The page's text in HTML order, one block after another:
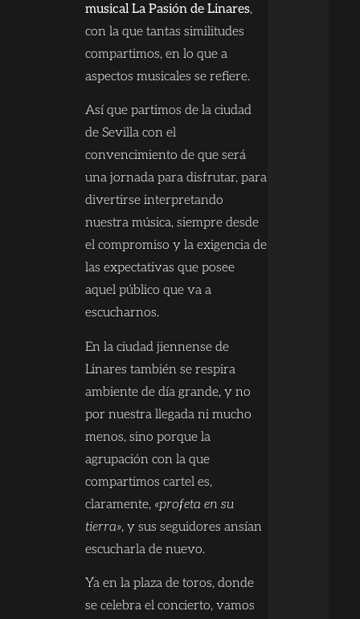
musical La Pasión de Linares,
con la que tantas similitudes
compartimos, en lo que a
aspectos musicales se refiere.
Así que partimos de la ciudad
de Sevilla con el
convencimiento de que será
una jornada para disfrutar, para
divertirse interpretando
nuestra música, siempre desde
el compromiso y la exigencia de
las expectativas que posee
aquel público que va a
escucharnos.
En la ciudad jiennense de
Linares también se respira
ambiente de día grande, y no
por nuestra llegada ni mucho
menos, sino porque la
agrupación con la que
compartimos cartel es,
claramente, «profeta en su
tierra», y sus seguidores ansían
escucharla de nuevo.
Ya en la plaza de toros, donde
se celebra el concierto, vamos